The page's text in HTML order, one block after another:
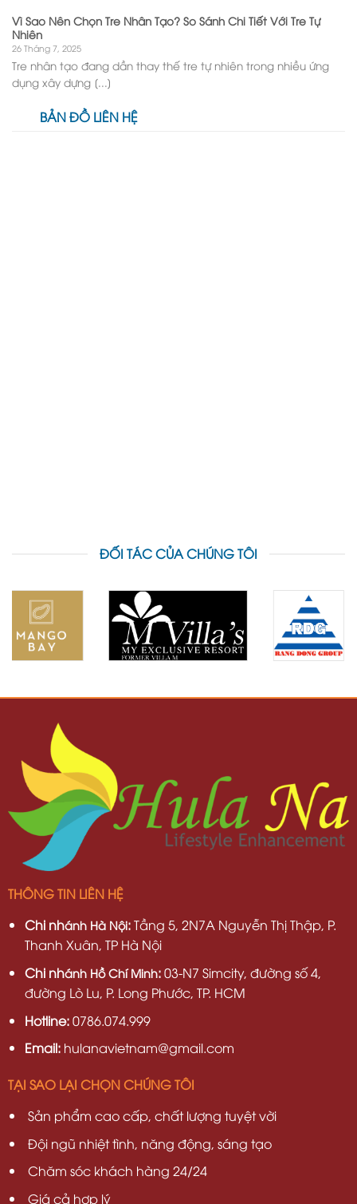
Vì Sao Nên Chọn Tre Nhân Tạo? So Sánh Chi Tiết Với Tre Tự
Nhiên
26 Tháng 7, 2025
Tre nhân tạo đang dần thay thế tre tự nhiên trong nhiều ứng
dụng xây dựng [...]
BẢN ĐỒ LIÊN HỆ
ĐỐI TÁC CỦA CHÚNG TÔI
THÔNG TIN LIÊN HỆ
Chi nhánh Hà Nội:Tầng 5, 2N7A Nguyễn Thị Thập, P.
Thanh Xuân, TP Hà Nội
Chi nhánh Hồ Chí Minh:03-N7 Simcity, đường số 4,
đường Lò Lu, P. Long Phước, TP. HCM
Hotline:0786.074.999
Email: hulanavietnam@gmail.com
TẠI SAO LẠI CHỌN CHÚNG TÔI
Sản phẩm cao cấp, chất lượng tuyệt vời
Đội ngũ nhiệt tình, năng động, sáng tạo
Chăm sóc khách hàng 24/24
Giá cả hợp lý